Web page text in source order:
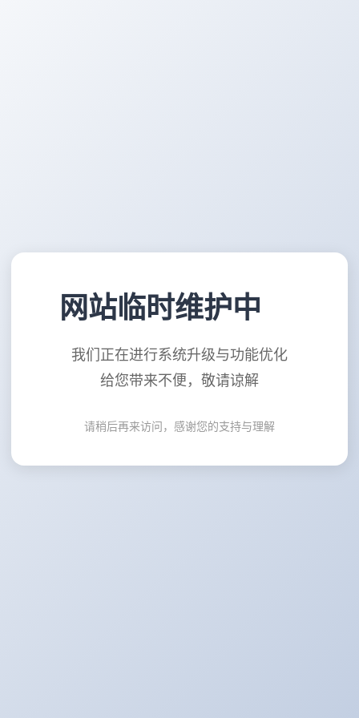
网站临时维护中
我们正在进行系统升级与功能优化
给您带来不便，敬请谅解
请稍后再来访问，感谢您的支持与理解